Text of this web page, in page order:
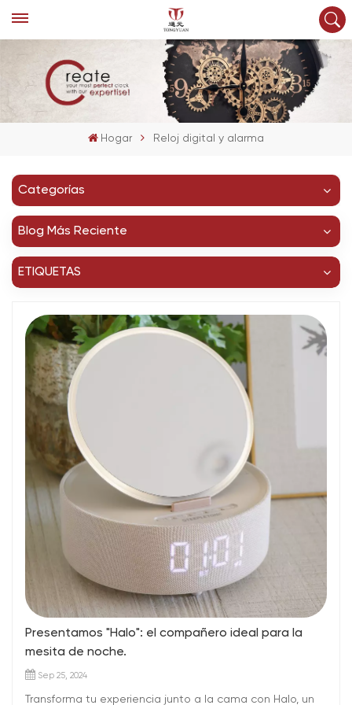
Hogar Reloj digital y alarma
Categorías
Blog Más Reciente
ETIQUETAS
Presentamos "Halo": el compañero ideal para la
mesita de noche.
Sep 25, 2024
Transforma tu experiencia junto a la cama con Halo, un